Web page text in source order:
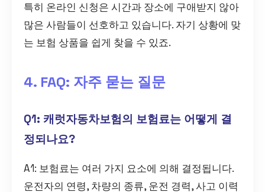
특히 온라인 신청은 시간과 장소에 구애받지 않아
많은 사람들이 선호하고 있습니다. 자기 상황에 맞
는 보험 상품을 쉽게 찾을 수 있죠.
4. FAQ: 자주 묻는 질문
Q1: 캐럿자동차보험의 보험료는 어떻게 결
정되나요?
A1: 보험료는 여러 가지 요소에 의해 결정됩니다.
운전자의 연령, 차량의 종류, 운전 경력, 사고 이력